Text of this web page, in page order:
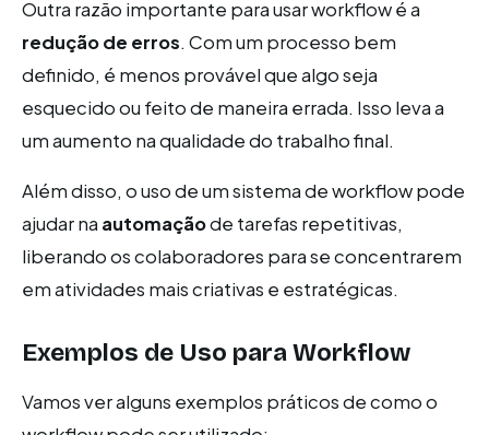
Outra razão importante para usar workflow é a
redução de erros. Com um processo bem
definido, é menos provável que algo seja
esquecido ou feito de maneira errada. Isso leva a
um aumento na qualidade do trabalho final.
Além disso, o uso de um sistema de workflow pode
ajudar na automaçãode tarefas repetitivas,
liberando os colaboradores para se concentrarem
em atividades mais criativas e estratégicas.
Exemplos de Uso para Workflow
Vamos ver alguns exemplos práticos de como o